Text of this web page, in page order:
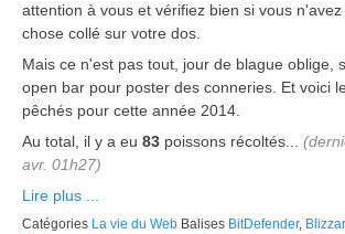
attention à vous et vérifiez bien si vous
chose collé sur votre dos.
Mais ce n'est pas tout, jour de blague oblige,
open bar pour poster des conneries. Et voici
pêchés pour cette année 2014.
Au total, il y a eu 83 poissons récoltés...
avr. 01h27)
Lire plus ...
Catégories La vie du Web Balises BitDefender,